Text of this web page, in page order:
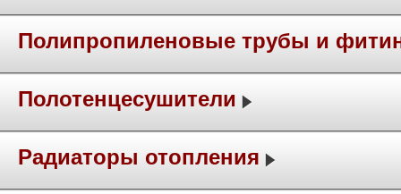
Полипропиленовые трубы и
Полотенцесушители
Радиаторы отопления